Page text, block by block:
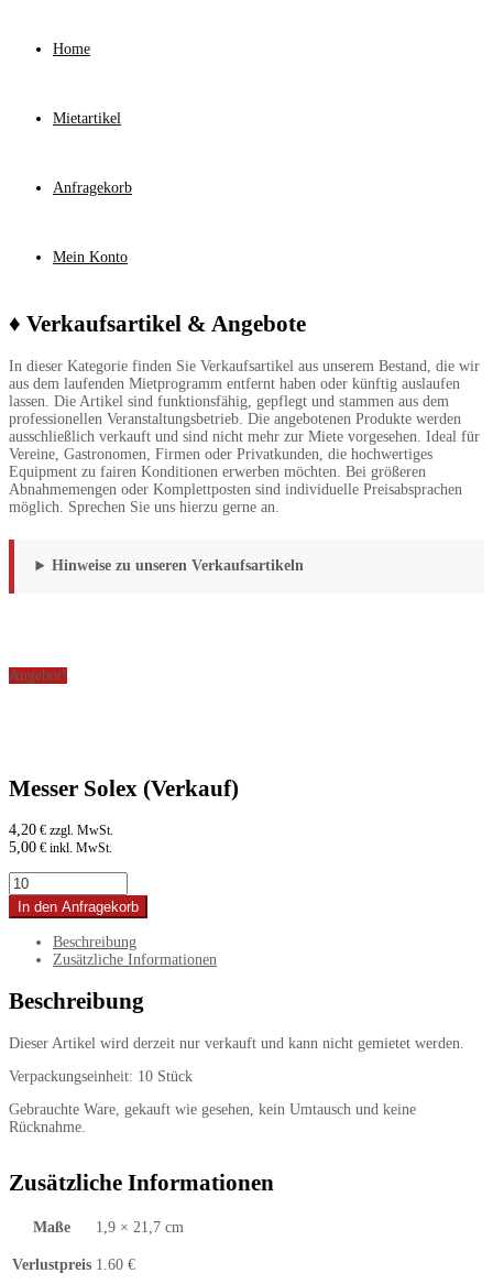
Home
Mietartikel
Anfragekorb
Mein Konto
♦ Verkaufsartikel & Angebote
In dieser Kategorie finden Sie Verkaufsartikel aus unserem Bestand, die wir
aus dem laufenden Mietprogramm entfernt haben oder künftig auslaufen
lassen. Die Artikel sind funktionsfähig, gepflegt und stammen aus dem
professionellen Veranstaltungsbetrieb. Die angebotenen Produkte werden
ausschließlich verkauft und sind nicht mehr zur Miete vorgesehen. Ideal für
Vereine, Gastronomen, Firmen oder Privatkunden, die hochwertiges
Equipment zu fairen Konditionen erwerben möchten. Bei größeren
Abnahmemengen oder Komplettposten sind individuelle Preisabsprachen
möglich. Sprechen Sie uns hierzu gerne an.
Hinweise zu unseren Verkaufsartikeln
Angebot!
Messer Solex (Verkauf)
4,20 € zzgl. MwSt.
5,00 € inkl. MwSt.
Messer
Solex
(Verkauf)
In den Anfragekorb
Beschreibung
Zusätzliche Informationen
Beschreibung
Dieser Artikel wird derzeit nur verkauft und kann nicht gemietet werden.
Verpackungseinheit: 10 Stück
Gebrauchte Ware, gekauft wie gesehen, kein Umtausch und keine
Rücknahme.
Zusätzliche Informationen
Maße 1,9 × 21,7 cm
Verlustpreis 1.60 €